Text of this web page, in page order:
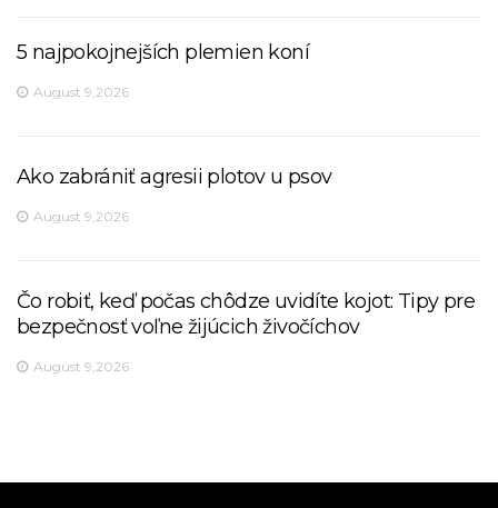
5 najpokojnejších plemien koní
August 9,2026
Ako zabrániť agresii plotov u psov
August 9,2026
Čo robiť, keď počas chôdze uvidíte kojot: Tipy pre
bezpečnosť voľne žijúcich živočíchov
August 9,2026